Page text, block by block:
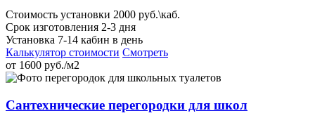
Стоимость установки 2000 руб.\каб.
Срок изготовления 2-3 дня
Установка 7-14 кабин в день
Калькулятор стоимости Смотреть
от 1600 руб./м2
Сантехнические перегородки для школ